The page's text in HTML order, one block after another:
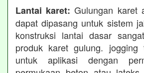
Lantai karet: Gulungan karet
dapat dipasang untuk sistem
konstruksi lantai dasar
produk karet gulung. jogging
untuk aplikasi dengan